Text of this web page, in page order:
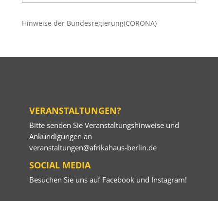
Beiträge
Hinweise der Bundesregierung(CORONA)
VERANSTALTUNGEN?
Bitte senden Sie Veranstaltungshinweise und
Ankündigungen an
veranstaltungen@afrikahaus-berlin.de
SOCIAL MEDIA
Besuchen Sie uns auf Facebookund Instagram!